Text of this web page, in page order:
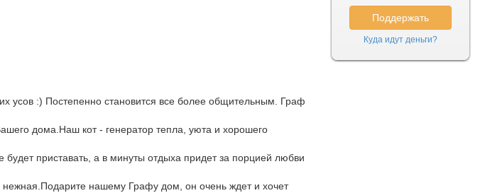
усов :) Постепенно становится все более общительным. Граф
дома.Наш кот - генератор тепла, уюта и хорошего
приставать, а в минуты отдыха придет за порцией любви
нашему Графу дом, он очень ждет и хочет
Куда идут деньги?